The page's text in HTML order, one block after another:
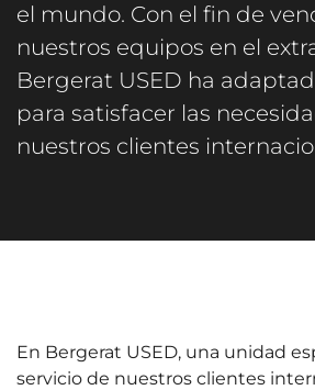
el mundo. Con el fin de
nuestros equipos en el
Bergerat USED ha
para satisfacer las
nuestros clientes
En Bergerat USED, una unidad
servicio de nuestros clientes